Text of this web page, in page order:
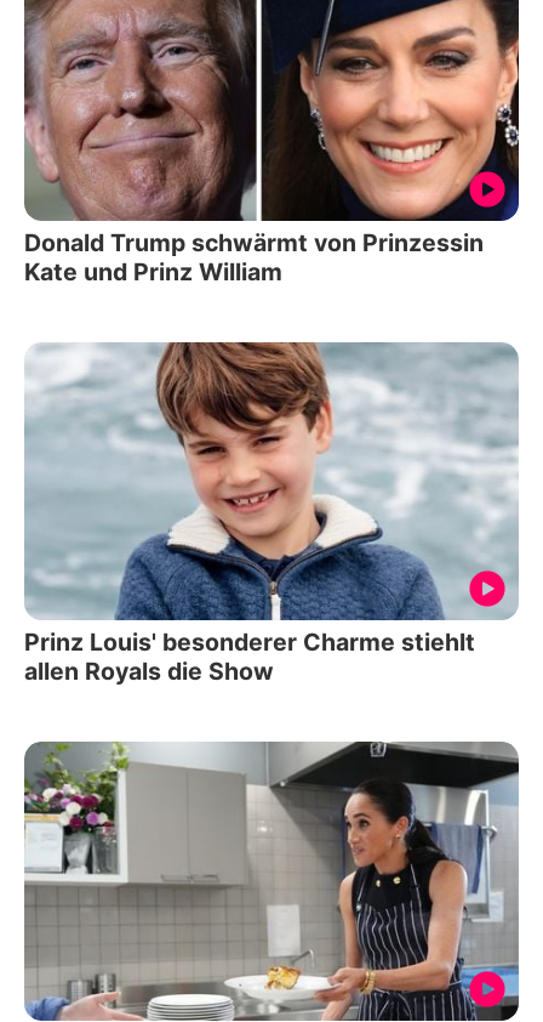
Donald Trump schwärmt von Prinzessin
Kate und Prinz William
Prinz Louis' besonderer Charme stiehlt
allen Royals die Show